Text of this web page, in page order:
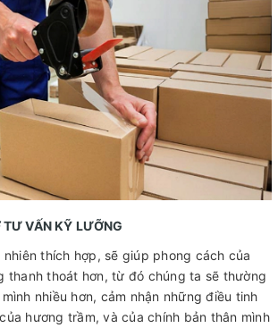
TƯ VẤN KỸ LƯỠNG
thích hợp, sẽ giúp phong cách của
thanh thoát hơn, từ đó chúng ta sẽ thường
nhiều hơn, cảm nhận những điều tinh
hương trầm, và của chính bản thân mình